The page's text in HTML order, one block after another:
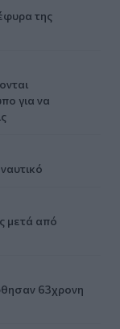
της
για να
μετά από
63χρονη